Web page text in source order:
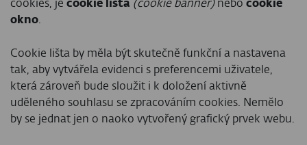
cookies, je cookie lišta (cookie banner) nebo cookie
okno
Cookie lišta by měla být skutečně funkční a nastavena
tak, aby vytvářela evidenci s preferencemi uživatele,
která zároveň bude sloužit i k doložení aktivně
uděleného souhlasu se zpracováním cookies. Nemělo
by se jednat jen o naoko vytvořený grafický prvek webu.